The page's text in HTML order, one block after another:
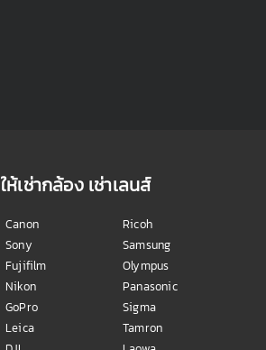
ให้เช่ากล้อง เช่าเลนส์
Canon
Sony
Fujifilm
Nikon
GoPro
Leica
Ricoh
Samsung
Olympus
Panasonic
Sigma
Tamron